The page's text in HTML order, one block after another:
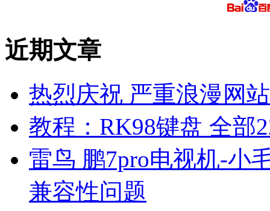
近期文章
热烈庆祝 严重浪漫网
教程：RK98键盘 全部
雷鸟 鹏7pro电视机-小
兼容性问题